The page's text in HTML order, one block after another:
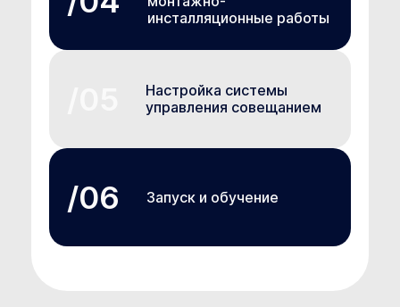
инсталляционные работы
Настройка системы
управления совещанием
Запуск и обучение